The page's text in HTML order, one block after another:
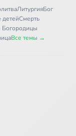
ЛитургияБог
детейСмерть
Богородицы
Все темы →